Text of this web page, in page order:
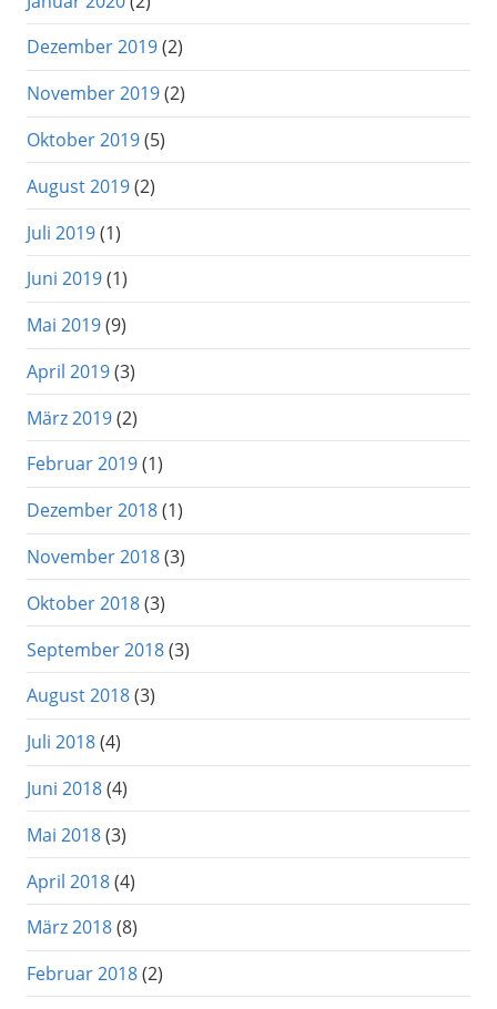
Dezember 2019(2)
November 2019(2)
Oktober 2019(5)
August 2019(2)
Juli 2019(1)
Juni 2019(1)
Mai 2019(9)
April 2019(3)
März 2019(2)
Februar 2019(1)
Dezember 2018(1)
November 2018(3)
Oktober 2018(3)
September 2018(3)
August 2018(3)
Juli 2018(4)
Juni 2018(4)
Mai 2018(3)
April 2018(4)
März 2018(8)
Februar 2018(2)